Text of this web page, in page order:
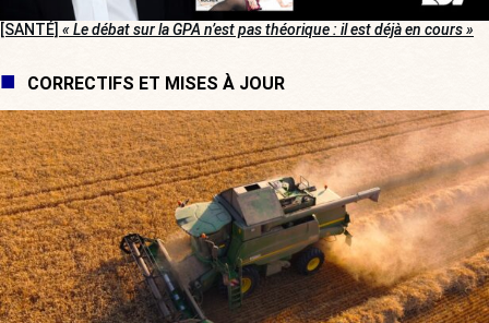
[SANTÉ] « Le débat sur la GPA n’est pas théorique : il est déjà en cours »
CORRECTIFS ET MISES À JOUR